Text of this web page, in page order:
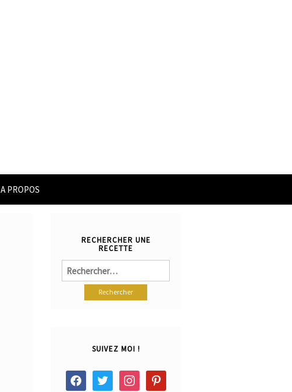
A PROPOS
RECHERCHER UNE
RECETTE
Rechercher :
SUIVEZ MOI !
facebook twitter instagram pinterest